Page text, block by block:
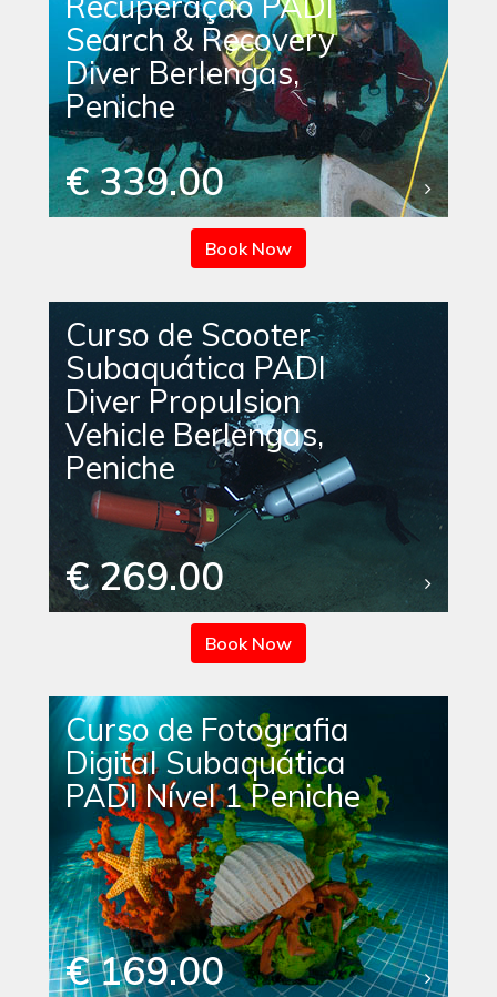
Search & Recovery
Diver Berlengas,
Peniche
€ 339.00
Book Now
Curso de Scooter
Subaquática PADI
Diver Propulsion
Vehicle Berlengas,
Peniche
€ 269.00
Book Now
Curso de Fotografia
Digital Subaquática
PADI Nível 1 Peniche
€ 169.00